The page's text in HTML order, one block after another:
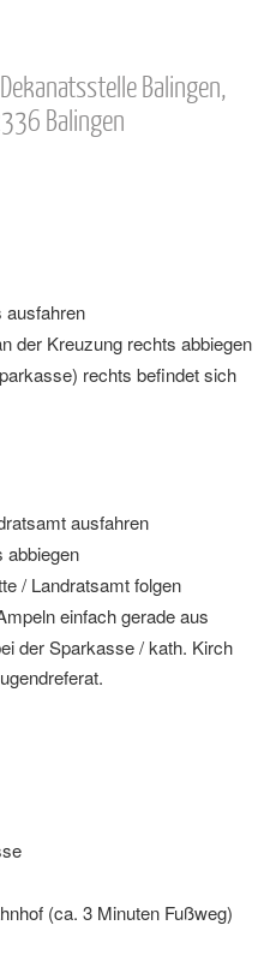
Balingen,
Balingen
ausfahren
der Kreuzung rechts abbiegen
rechts befindet sich
ausfahren
abbiegen
/ Landratsamt folgen
einfach gerade aus
der Sparkasse / kath. Kirch
(ca. 3 Minuten Fußweg)